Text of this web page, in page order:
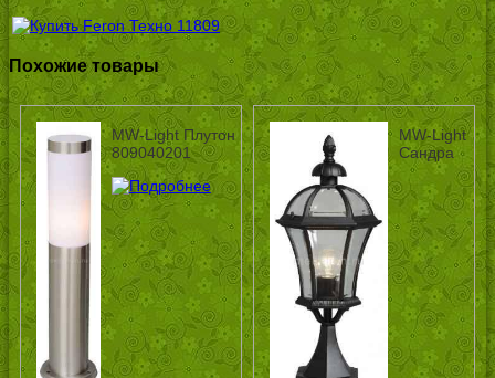
Похожие товары
MW-Light Плутон
809040201
MW-Light
Сандра